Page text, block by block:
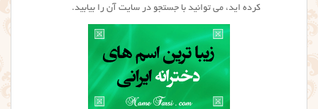
کرده اید، می توانید با جستجو در سایت آن را بیابید.